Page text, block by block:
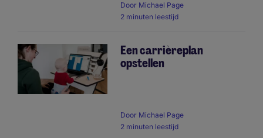
Door Michael Page
2 minuten leestijd
Een carrièreplan
opstellen
Door Michael Page
2 minuten leestijd